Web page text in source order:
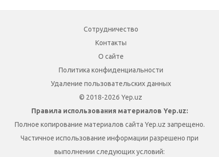
Сотрудничество
Контакты
О сайте
Политика конфиденциальности
Удаление пользовательских данных
© 2018-2026 Yep.uz
Правила использования материалов Yep.uz:
Полное копирование материалов сайта Yep.uz запрещено.
Частичное использование информации разрешено при
выполнении следующих условий: